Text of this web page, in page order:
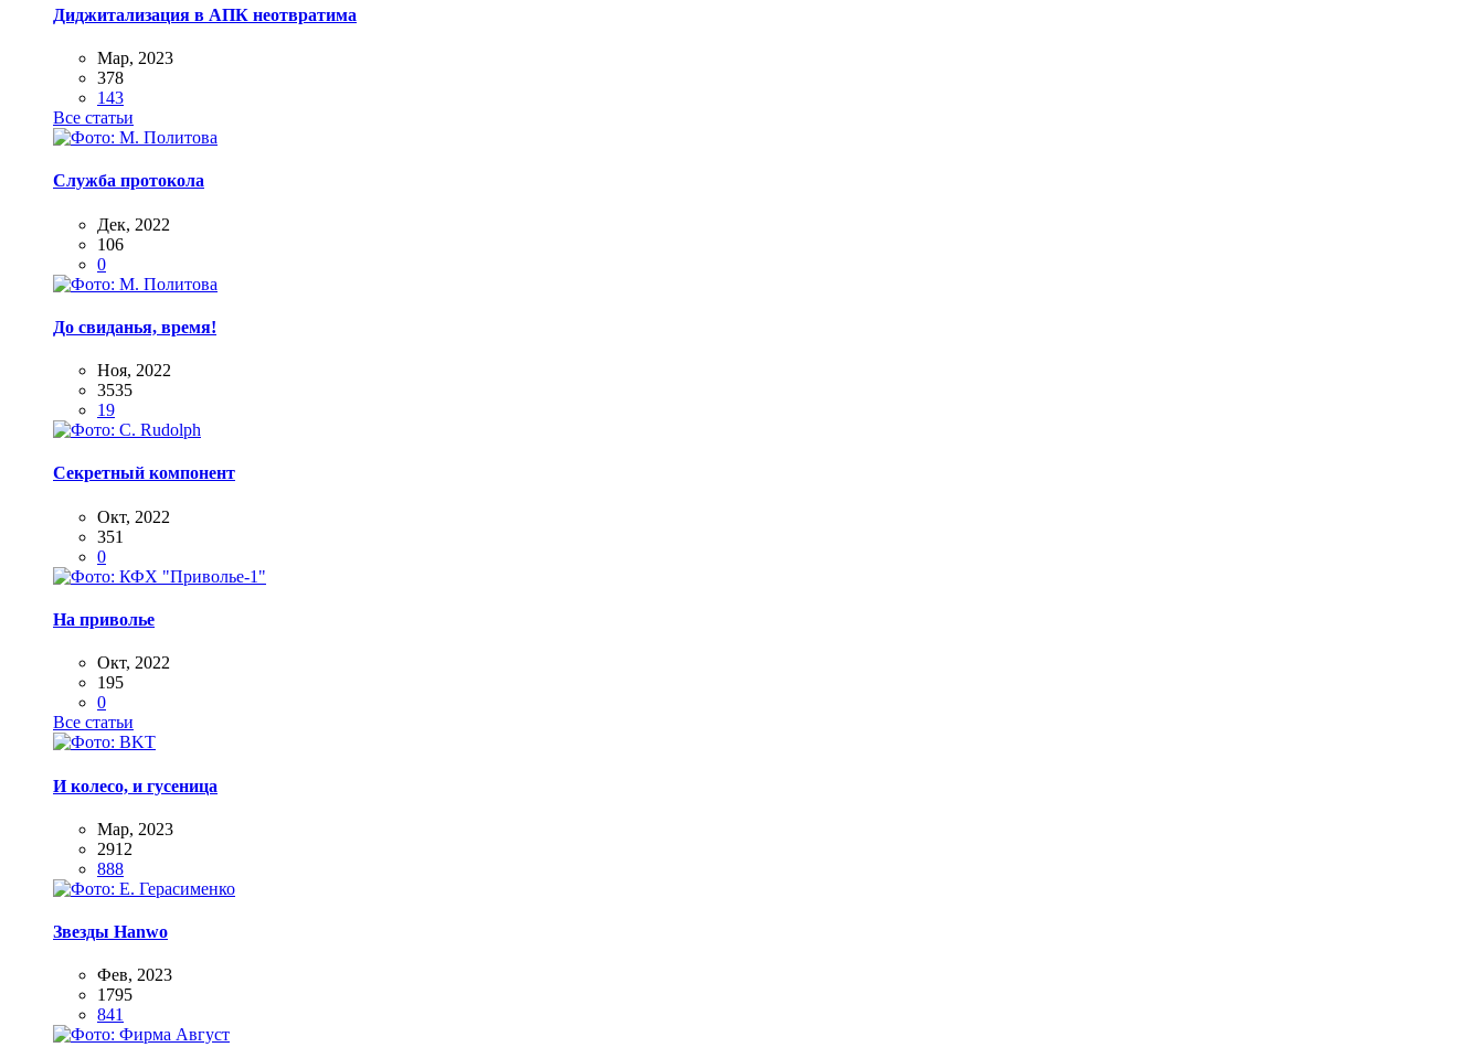
Диджитализация в АПК неотвратима
Мар, 2023
378
143
Все статьи
Служба протокола
Дек, 2022
106
0
До свиданья, время!
Ноя, 2022
3535
19
Секретный компонент
Окт, 2022
351
0
На приволье
Окт, 2022
195
0
Все статьи
И колесо, и гусеница
Мар, 2023
2912
888
Звезды Hanwo
Фев, 2023
1795
841